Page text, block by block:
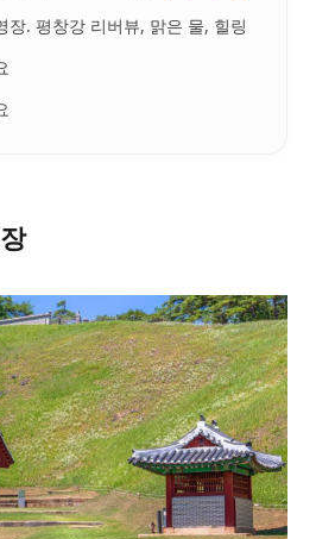
장. 평창강 리버뷰, 맑은 물, 힐링